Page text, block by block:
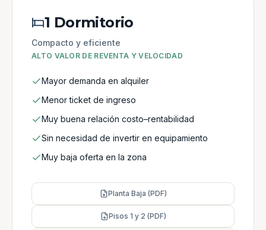
1 Dormitorio
Compacto y eficiente
ALTO VALOR DE REVENTA Y VELOCIDAD
Mayor demanda en alquiler
Menor ticket de ingreso
Muy buena relación costo–rentabilidad
Sin necesidad de invertir en equipamiento
Muy baja oferta en la zona
Planta Baja (PDF)
Pisos 1 y 2 (PDF)